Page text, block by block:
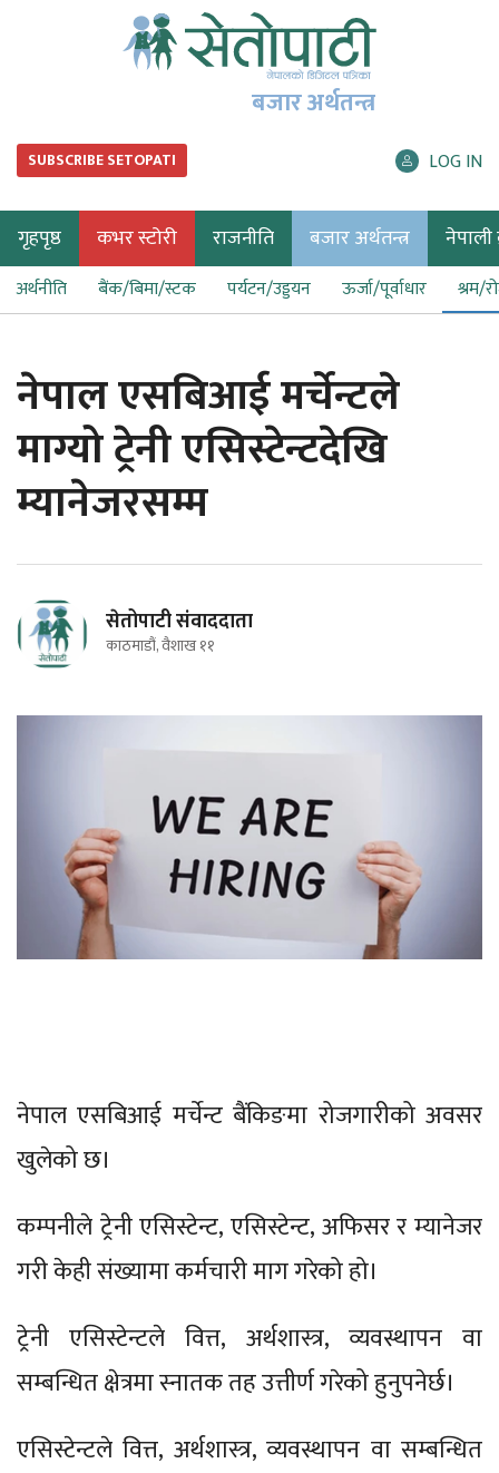
बजार अर्थतन्त्र
SUBSCRIBE SETOPATI LOG IN
गृहपृष्ठ कभर स्टोरी राजनीति बजार अर्थतन्त्र नेपाली
अर्थनीति बैंक/बिमा/स्टक पर्यटन/उड्डयन ऊर्जा/पूर्वाधार श्रम/
नेपाल एसबिआई मर्चेन्टले
माग्यो ट्रेनी एसिस्टेन्टदेखि
म्यानेजरसम्म
सेतोपाटी संवाददाता
काठमाडौं, वैशाख ११
नेपाल एसबिआई मर्चेन्ट बैंकिङमा रोजगारीको अवसर
खुलेको छ।
कम्पनीले ट्रेनी एसिस्टेन्ट, एसिस्टेन्ट, अफिसर र म्यानेजर
गरी केही संख्यामा कर्मचारी माग गरेको हो।
ट्रेनी एसिस्टेन्टले वित्त, अर्थशास्त्र, व्यवस्थापन वा
सम्बन्धित क्षेत्रमा स्नातक तह उत्तीर्ण गरेको हुनुपनेर्छ।
एसिस्टेन्टले वित्त, अर्थशास्त्र, व्यवस्थापन वा सम्बन्धित